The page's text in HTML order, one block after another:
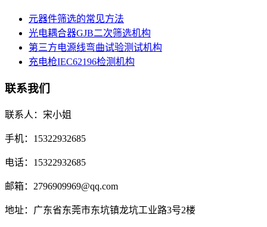
元器件筛选的常见方法
光电耦合器GJB二次筛选机构
第三方电源线弯曲试验测试机构
充电枪IEC62196检测机构
联系我们
联系人：宋小姐
手机：15322932685
电话：15322932685
邮箱：2796909969@qq.com
地址：广东省东莞市东坑镇龙坑工业路3号2楼